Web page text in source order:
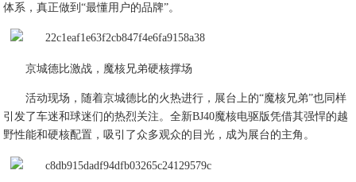
体系，真正做到“最懂用户的品牌”。
京城德比激战，魔核兄弟硬核撑场
活动现场，随着京城德比的火热进行，展台上的“魔核兄弟”也同样
引发了车迷和球迷们的热烈关注。全新BJ40魔核电驱版凭借其强悍的越
野性能和硬核配置，吸引了众多观众的目光，成为展台的主角。